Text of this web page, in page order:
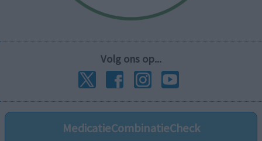
Volg ons op...
MedicatieCombinatieCheck